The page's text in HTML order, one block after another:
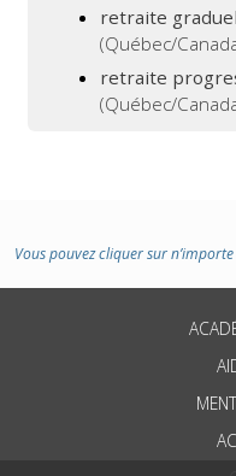
retraite
(Québec/
retraite
(Québec/
Vous pouvez cliquer sur